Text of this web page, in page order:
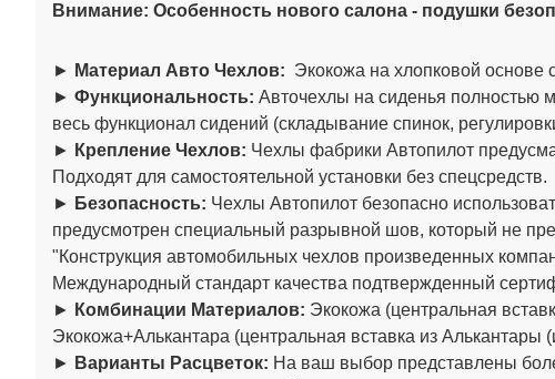
Внимание: Особенность нового салона - подушки
► Материал Авто Чехлов: Экокожа на хлопковой основе
► Функциональность: Авточехлы на сиденья полностью
весь функционал сидений (складывание спинок,
► Крепление Чехлов: Чехлы фабрики Автопилот
Подходят для самостоятельной установки без спецсредств.
► Безопасность: Чехлы Автопилот безопасно
предусмотрен специальный разрывной шов, который не
"Конструкция автомобильных чехлов произведенных
Международный стандарт качества подтвержденный
► Комбинации Материалов: Экокожа (центральная
Экокожа+Алькантара (центральная вставка из Алькантары
► Варианты Расцветок: На ваш выбор представлены